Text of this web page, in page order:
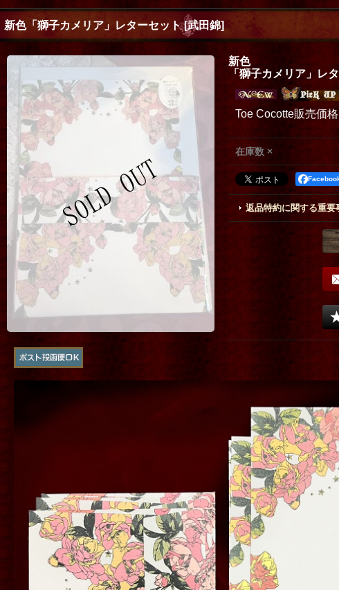
新色「獅子カメリア」レターセット [武田錦]
新色
「獅子カメリア」レ
Toe Cocotte販売価格
在庫数 ×
返品特約に関する重要